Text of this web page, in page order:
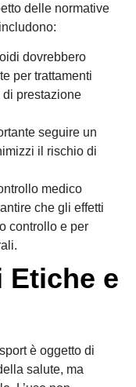
delle normative
dovrebbero
per trattamenti
prestazione
seguire un
il rischio di
medico
che gli effetti
controllo e per
Etiche e
è oggetto di
salute, ma